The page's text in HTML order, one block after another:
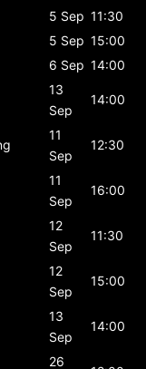
5 Sep 11:30
5 Sep 15:00
6 Sep 14:00
13
Sep
14:00
11
Sep
12:30
11
Sep
16:00
12
Sep
11:30
12
Sep
15:00
13
Sep
14:00
26